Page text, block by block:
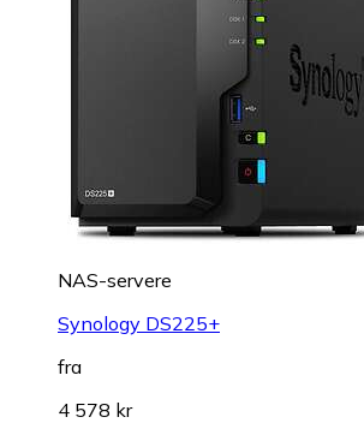
NAS-servere
Synology DS225+
fra
4 578 kr